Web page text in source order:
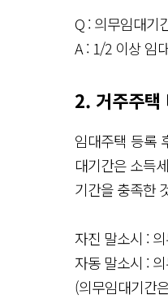
Q : 의무임대기
A : 1/2 이상 임
2. 거주주택
임대주택 등록
대기간은 소득
기간을 충족한
자진 말소시 :
자동 말소시 :
(의무임대기간